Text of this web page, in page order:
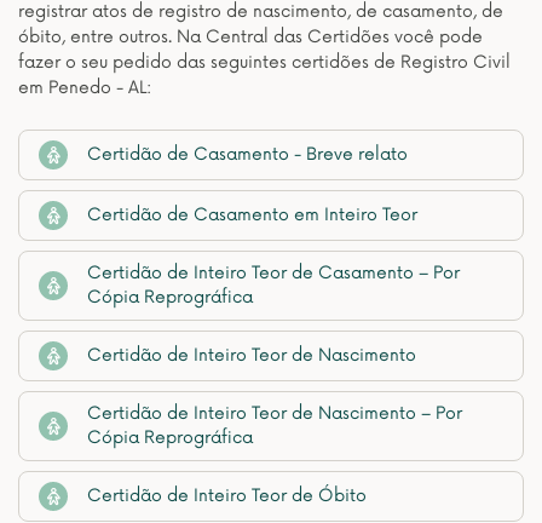
registrar atos de registro de nascimento, de casamento, de
óbito, entre outros. Na Central das Certidões você pode
fazer o seu pedido das seguintes certidões de Registro Civil
em Penedo - AL:
Certidão de Casamento - Breve relato
Certidão de Casamento em Inteiro Teor
Certidão de Inteiro Teor de Casamento – Por
Cópia Reprográfica
Certidão de Inteiro Teor de Nascimento
Certidão de Inteiro Teor de Nascimento – Por
Cópia Reprográfica
Certidão de Inteiro Teor de Óbito